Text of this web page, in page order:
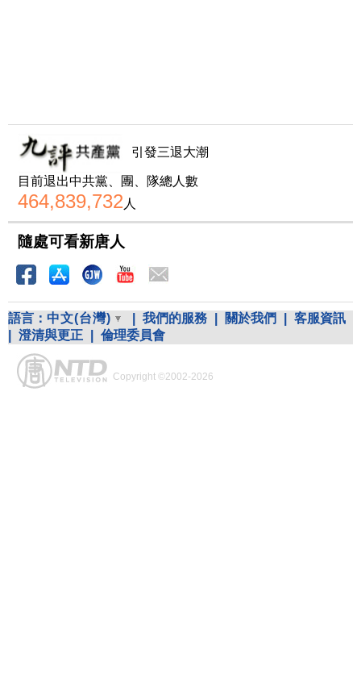
引發三退大潮
目前退出中共黨、團、隊總人數
464,839,732 人
隨處可看新唐人
語言： 中文(台灣) 我們的服務 關於我們
客服資訊
澄清與更正 倫理委員會
Copyright ©2002-2026